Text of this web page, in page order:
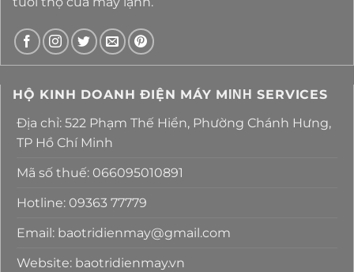
HỘ KINH DOANH ĐIỆN MÁY MΙΝΗ SERVICES
Địa chỉ: 522 Phạm Thế Hiển, Phường Chánh Hưng,
TP Hồ Chí Minh
Mã số thuế: 066095010891
Hotline: 09363 77779
Email: baotridienmay@gmail.com
Website: baotridienmay.vn